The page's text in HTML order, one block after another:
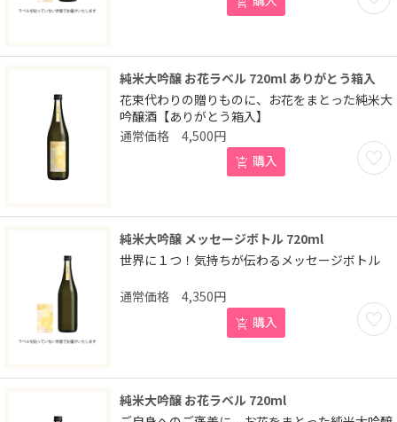
純米大吟醸 お花ラベル 720ml ありがとう箱入
花束代わりの贈りものに、お花をまとった純米大
吟醸酒【ありがとう箱入】
お気
4,500円
購入
純米大吟醸 メッセージボトル 720ml
世界に１つ！気持ちが伝わるメッセージボトル
お気
4,350円
購入
純米大吟醸 お花ラベル 720ml